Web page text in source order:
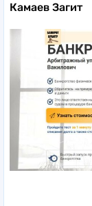
Камаев Загит